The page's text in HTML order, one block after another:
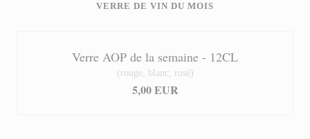
VERRE DE VIN DU MOIS
Verre AOP de la semaine - 12CL
(rouge, blanc, rosé)
5,00 EUR